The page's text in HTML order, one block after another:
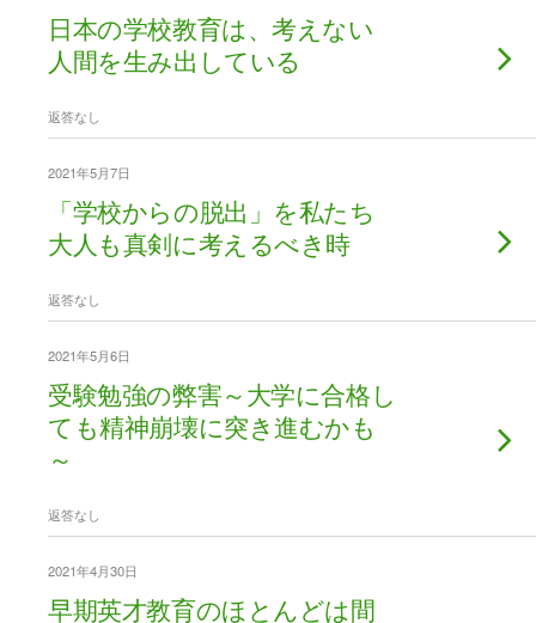
日本の学校教育は、考えない
人間を生み出している
返答なし
2021年5月7日
「学校からの脱出」を私たち
大人も真剣に考えるべき時
返答なし
2021年5月6日
受験勉強の弊害～大学に合格し
ても精神崩壊に突き進むかも
～
返答なし
2021年4月30日
早期英才教育のほとんどは間